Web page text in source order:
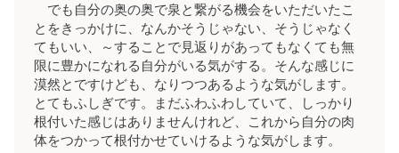
でも自分の奥の奥で泉と繋がる機会をいただいたこ
とをきっかけに、なんかそうじゃない、そうじゃなく
てもいい、～することで見返りがあってもなくても無
限に豊かになれる自分がいる気がする。そんな感じに
漠然とですけども、なりつつあるような気がします。
とてもふしぎです。まだふわふわしていて、しっかり
根付いた感じはありませんけれど、これから自分の肉
体をつかって根付かせていけるような気がします。